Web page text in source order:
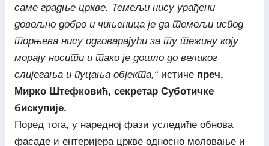
саме градње цркве. Темељи нису урађени
довољно добро и чињеница је да темељи испод
торњева нису одговарајући за ту тежину коју
морају носити и тако је дошло до великог
слијегања и пуцања објекта,“истиче преч.
Мирко Штефковић, секретар Суботичке
бискупије.
Поред тога, у наредној фази уследиће обнова
фасаде и ентеријера цркве односно моловање и